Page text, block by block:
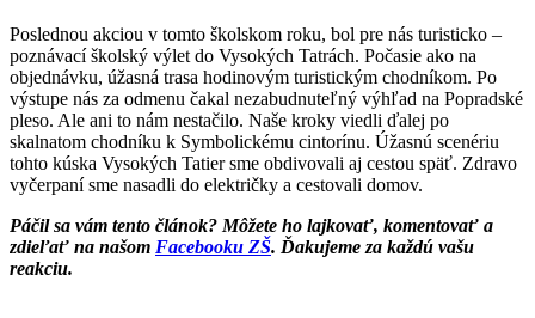
Poslednou akciou v tomto školskom roku, bol pre nás turisticko –
poznávací školský výlet do Vysokých Tatrách. Počasie ako na
objednávku, úžasná trasa hodinovým turistickým chodníkom. Po
výstupe nás za odmenu čakal nezabudnuteľný výhľad na Popradské
pleso. Ale ani to nám nestačilo. Naše kroky viedli ďalej po
skalnatom chodníku k Symbolickému cintorínu. Úžasnú scenériu
tohto kúska Vysokých Tatier sme obdivovali aj cestou späť. Zdravo
vyčerpaní sme nasadli do električky a cestovali domov.
Páčil sa vám tento článok? Môžete ho lajkovať, komentovať a
zdieľať na našom Facebooku ZŠ. Ďakujeme za každú vašu
reakciu.